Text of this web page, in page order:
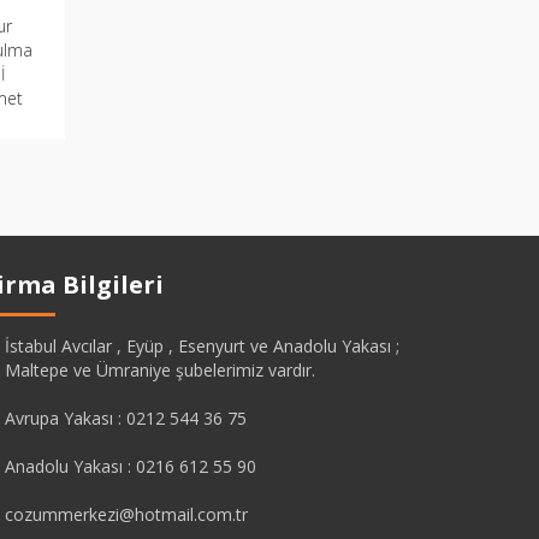
Bilgileri
İstabul Avcılar , Eyüp , Esenyurt ve Anadolu Yakası ;
Maltepe ve Ümraniye şubelerimiz vardır.
Avrupa Yakası : 0212 544 36 75
Anadolu Yakası : 0216 612 55 90
cozummerkezi@hotmail.com.tr